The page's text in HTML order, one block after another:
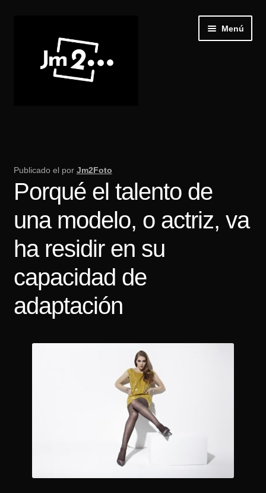
navegación
contenido
Menú
Recibir Castings
Publica tu casting
Blog
Tarifas
Contacto
Publicado el por Jm2Foto
Porqué el talento de
una modelo, o actriz, va
ha residir en su
capacidad de
adaptación